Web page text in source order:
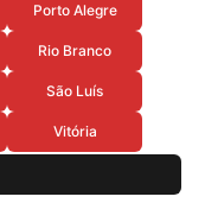
Porto Alegre
Rio Branco
São Luís
Vitória